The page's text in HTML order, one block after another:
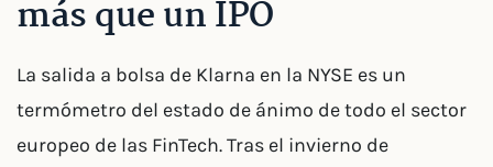
más que un IPO
La salida a bolsa de Klarna en la NYSE es un
termómetro del estado de ánimo de todo el sector
europeo de las FinTech. Tras el invierno de